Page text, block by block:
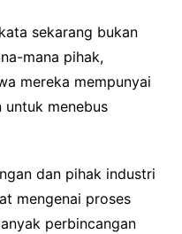
sekarang bukan
mana pihak,
mereka mempunyai
menebus
dan pihak industri
mengenai proses
perbincangan